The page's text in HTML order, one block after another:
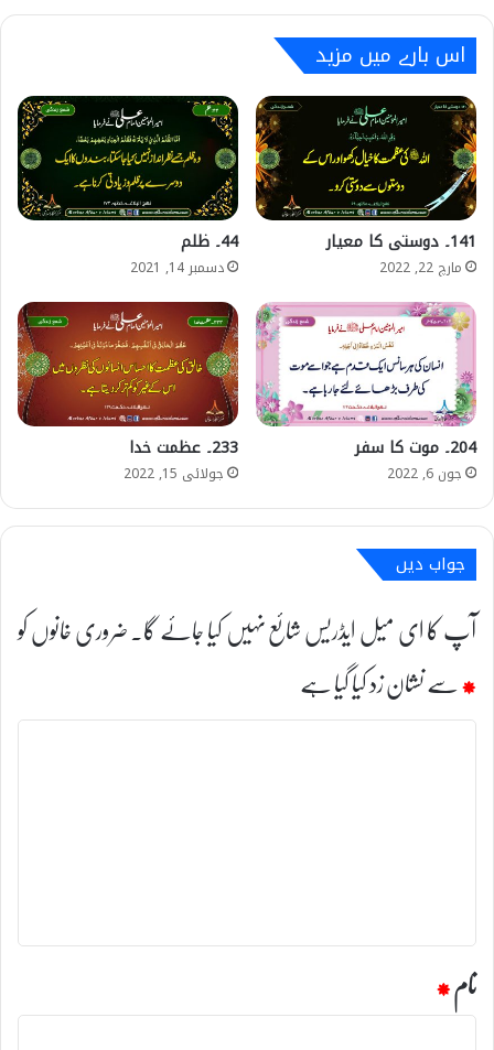
اس بارے میں مزید
141۔ دوستی کا معیار
مارچ 22, 2022
44۔ ظلم
دسمبر 14, 2021
204۔ موت کا سفر
جون 6, 2022
233۔ عظمت خدا
جولائی 15, 2022
جواب دیں
آپ کا ای میل ایڈریس شائع نہیں کیا جائے گا۔ضروری خانوں کو
*سے نشان زد کیا گیا ہے
ت
نام*